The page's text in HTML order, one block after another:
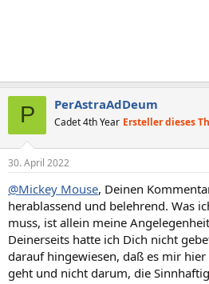
P PerAstraAdDeum
Cadet 4th Year Ersteller dieses
30. April 2022
@Mickey Mouse, Deinen
herablassend und belehrend. Was
muss, ist allein meine
Deinerseits hatte ich Dich nicht
darauf hingewiesen, daß es mir
geht und nicht darum, die